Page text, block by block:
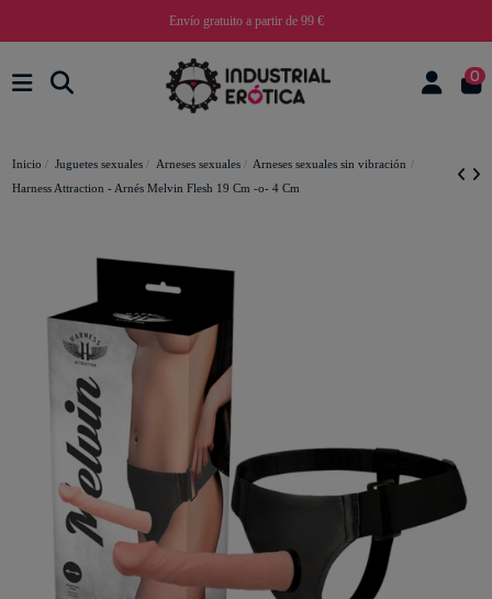
Envío gratuito a partir de 99 €
0
Inicio Juguetes sexuales Arneses sexuales
Arneses sexuales sin vibración
Harness Attraction - Arnés Melvin Flesh 19 Cm -o- 4 Cm